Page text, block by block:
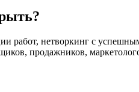
работ, нетворкинг с
продажников,